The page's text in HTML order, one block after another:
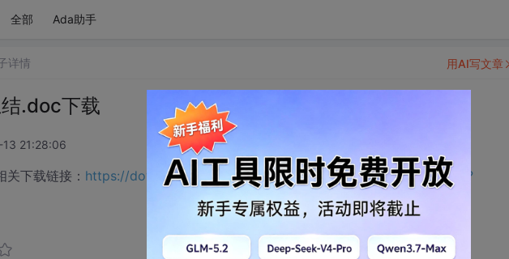
全部 Ada助手
详情
.doc下载
21:28:06
下载链接： https://download.csdn.net/download/m0_65191343/75597670?
用AI写文章